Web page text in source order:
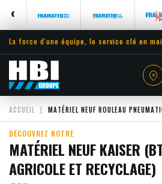
La force d'une équipe, le service clé en
ACCUEIL MATÉRIEL NEUF ROULEAU
DÉCOUVREZ NOTRE
MATÉRIEL NEUF KAISER
AGRICOLE ET RECYCLAGE)